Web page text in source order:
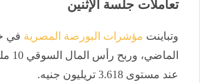
تعاملات جلسة الإثنين
وتباينت مؤشرات البورصة المصرية في
عند مستوى 3.618 تريليون جنيه.